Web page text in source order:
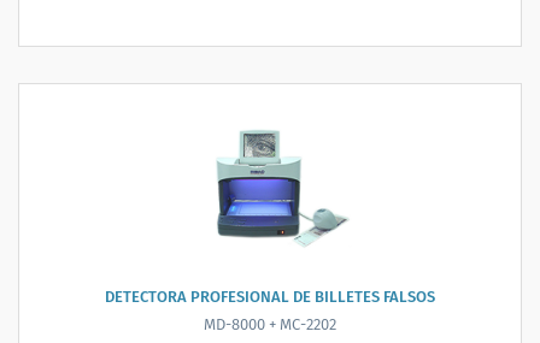
DETECTORA PROFESIONAL DE BILLETES FALSOS
MD-8000 + MC-2202